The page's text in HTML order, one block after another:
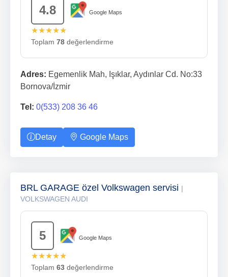
4.8 Google Maps
★★★★★
Toplam 78 değerlendirme
Adres: Egemenlik Mah, Işıklar, Aydınlar Cd. No:33
Bornova/İzmir
Tel: 0(533) 208 36 46
Detay Google Maps
BRL GARAGE özel Volkswagen servisi |
VOLKSWAGEN AUDI
5 Google Maps
★★★★★
Toplam 63 değerlendirme